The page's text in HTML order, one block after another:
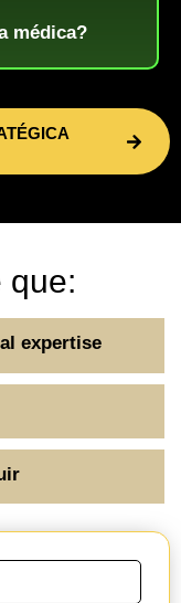
médica?
que:
expertise